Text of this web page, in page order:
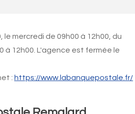
mercredi de 09h00 à 12h00, du
à 12h00. L'agence est fermée le
: https://www.labanquepostale.fr/